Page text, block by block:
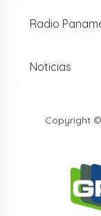
Radio
Noticias
Copyright ©